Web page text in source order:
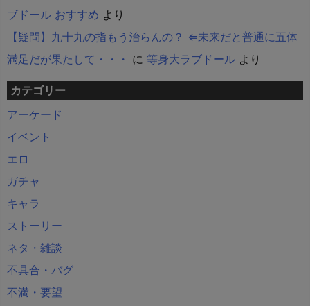
ブドール おすすめ より
【疑問】九十九の指もう治らんの？ ⇐未来だと普通に五体
満足だが果たして・・・ に 等身大ラブドール より
カテゴリー
アーケード
イベント
エロ
ガチャ
キャラ
ストーリー
ネタ・雑談
不具合・バグ
不満・要望